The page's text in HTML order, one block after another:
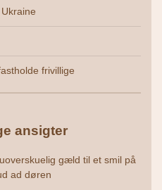
frivillige
ansigter
gæld til et smil på
ad døren